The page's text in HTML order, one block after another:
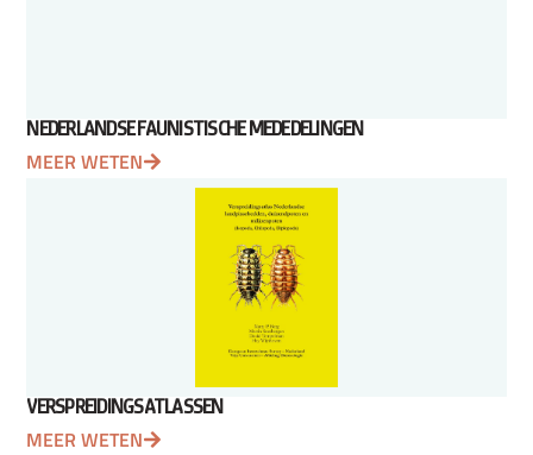
NEDERLANDSE FAUNISTISCHE MEDEDELINGEN
MEER WETEN
VERSPREIDINGSATLASSEN
MEER WETEN